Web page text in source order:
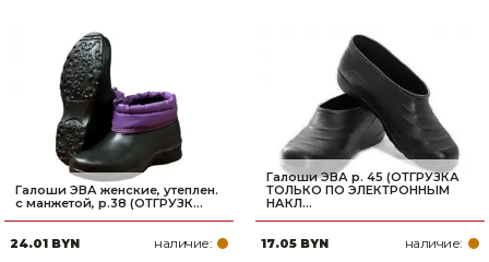
Галоши ЭВА женские, утеплен.
с манжетой, р.38 (ОТГРУЗК...
24.01 BYN наличие:
Галоши ЭВА р. 45 (ОТГРУЗКА
ТОЛЬКО ПО ЭЛЕКТРОННЫМ
НАКЛ...
17.05 BYN наличие: